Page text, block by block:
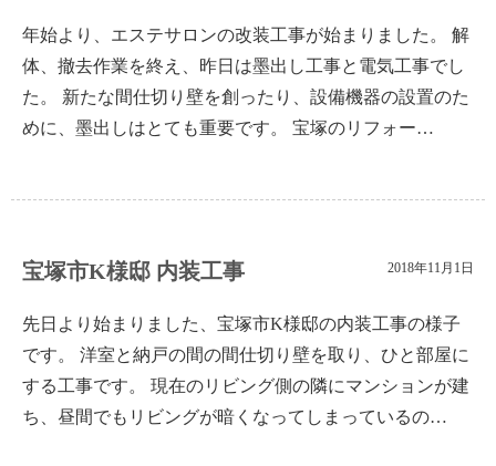
年始より、エステサロンの改装工事が始まりました。 解
体、撤去作業を終え、昨日は墨出し工事と電気工事でし
た。 新たな間仕切り壁を創ったり、設備機器の設置のた
めに、墨出しはとても重要です。 宝塚のリフォー…
宝塚市K様邸 内装工事 2018年11月1日
先日より始まりました、宝塚市K様邸の内装工事の様子
です。 洋室と納戸の間の間仕切り壁を取り、ひと部屋に
する工事です。 現在のリビング側の隣にマンションが建
ち、昼間でもリビングが暗くなってしまっているの…